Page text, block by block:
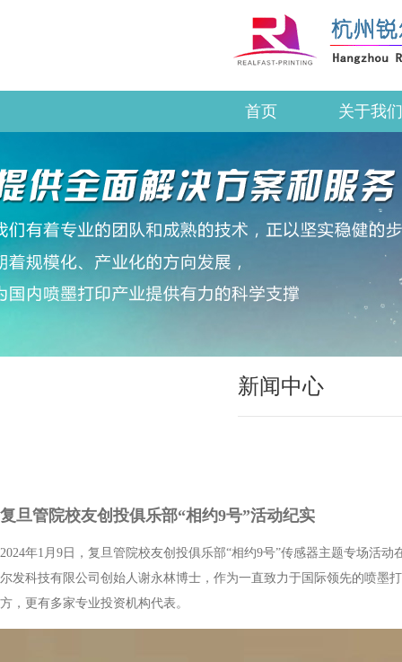
首页 关于我们
新闻中心
复旦管院校友创投俱乐部“相约9号”活动纪实
2024年1月9日，复旦管院校友创投俱乐部“相约9号”传感器主题专场活
尔发科技有限公司创始人谢永林博士，作为一直致力于国际领先的喷墨
方，更有多家专业投资机构代表。